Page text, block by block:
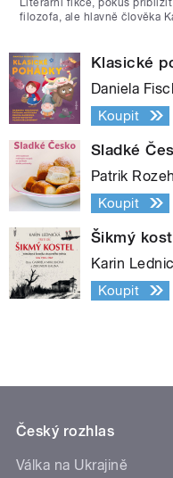
filozofa, ale hlavně člověka
Klasické
Daniela
Koupit
Sladké
Patrik
Koupit
Šikmý
Karin
Koupit
Český rozhlas
Válka na Ukrajině